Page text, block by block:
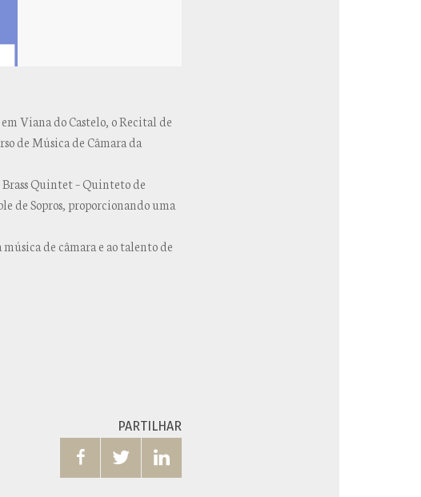
Viana do Castelo, o Recital de
de Música de Câmara da
Quintet – Quinteto de
de Sopros, proporcionando uma
de câmara e ao talento de
PARTILHAR
  